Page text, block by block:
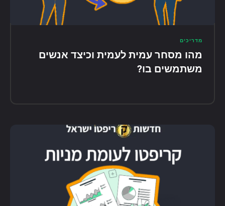
מדריכים
מהו מסחר עמית לעמית וכיצד אנשים
משתמשים בו?